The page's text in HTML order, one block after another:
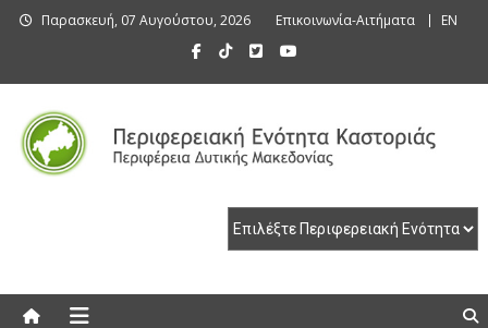
Skip
Παρασκευή, 07 Αυγούστου, 2026 Επικοινωνία-Αιτήματα EN